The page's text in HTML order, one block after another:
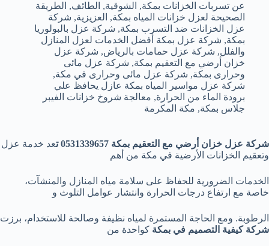
عن تسربات الخزانات بمكة, الشوقية, الطائف, الطريقة
الصحيحة لعزل خزانات المياه بمكة, العزيزية, شركة
عزل الخزانات ضد التسرب بمكة, شركة عزل بالبولوريا
بمكة, شركة عزل بمكة أفضل الخدمات لعزل المنازل
والفلل, شركة عزل حمامات بالرياض, شركة عزل
خزان أرضي مع التعقيم بمكة, شركة عزل مائى
وحرارى بمكة, شركة عزل مائى وحرارى في مكة,
شركة عزل مواسير المياه بمكة عازل يحافظ علي
برودة الماء من الحرارة, معالجة شروخ خزانات الفيبر
جلاس بمكة, مكة المكرمة
شركة عزل خزان أرضي مع التعقيم بمكة 0531339657 ت
عد خدمة عزل
وتعقيم الخزانات الأرضية في مكة من أهم
الخدمات الضرورية للحفاظ على سلامة مياه المنازل والمنشآت،
خاصة مع ارتفاع درجات الحرارة وانتشار عوامل التلوث و
الرطوبة. ومع الحاجة المستمرة لمياه نظيفة وصالحة للاستخدام، برزت
شركة كيفية التصميم في بمكة كواحدة من